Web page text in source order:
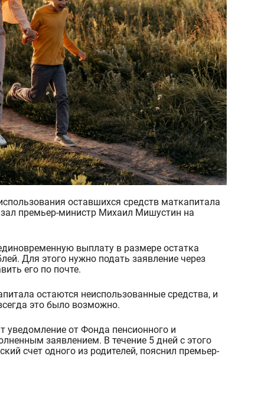
премьер-министр Михаил Мишустин на
иновременную выплату в размере остатка
Для этого нужно подать заявление через
его по почте.
остаются неиспользованные средства, и
это было возможно.
уведомление от Фонда пенсионного и
заявлением. В течение 5 дней с этого
счет одного из родителей, пояснил премьер-